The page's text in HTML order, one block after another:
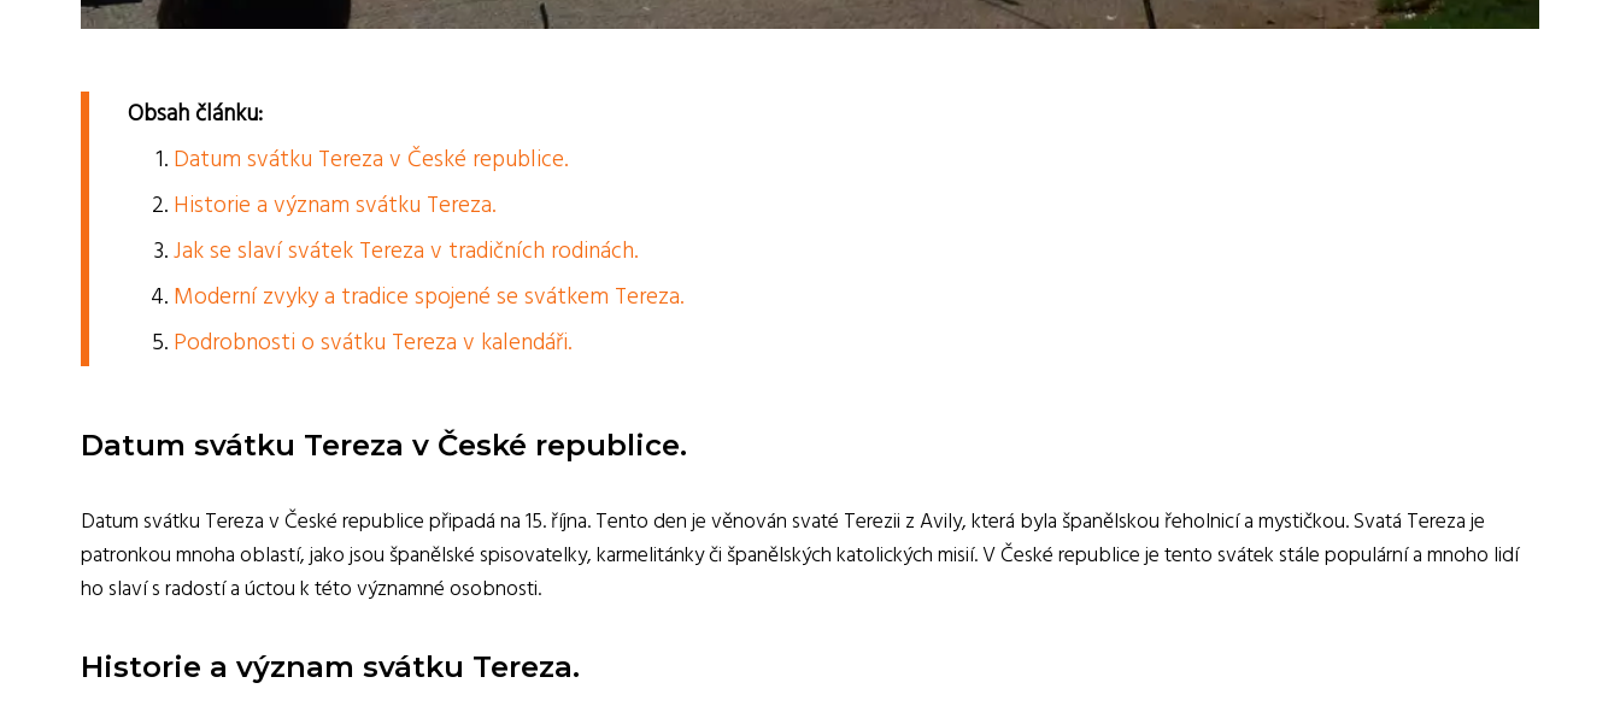
Obsah článku:
Datum svátku Tereza v České republice.
Historie a význam svátku Tereza.
Jak se slaví svátek Tereza v tradičních rodinách.
Moderní zvyky a tradice spojené se svátkem Tereza.
Podrobnosti o svátku Tereza v kalendáři.
Datum svátku Tereza v České republice.
Datum svátku Tereza v České republice připadá na 15. října. Tento den je věnován svaté Terezii z Avily, která byla španělskou řeholnicí a mystičkou. Svatá Tereza je
patronkou mnoha oblastí, jako jsou španělské spisovatelky, karmelitánky či španělských katolických misií. V České republice je tento svátek stále populární a mnoho lidí
ho slaví s radostí a úctou k této významné osobnosti.
Historie a význam svátku Tereza.